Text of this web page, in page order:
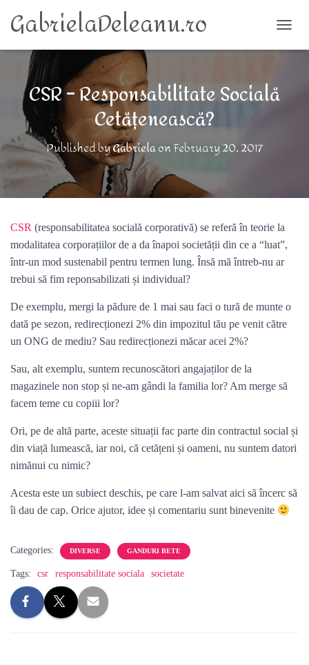
GabrielaDeleanu.ro
CSR – Responsabilitate Socială
Cetățenească?
Published byGabrielaonFebruary 20, 2017
CSR (responsabilitatea socială corporativă) se referă în teorie la
modalitatea corporațiilor de a da înapoi societății din ce a “luat”,
într-un mod sustenabil pentru termen lung. Însă mă întreb-nu ar
trebui să fim reponsabilizati și individual?
De exemplu, mergi la pădure de 1 mai sau faci o tură de munte o
dată pe sezon, redirecționezi 2% din impozitul tău pe venit către
un ONG de mediu? Sau redirecționezi măcar acei 2%?
Sau, alt exemplu, suntem recunoscători angajaților de la
magazinele non stop și ne-am gândi la familia lor? Am merge să
facem teme cu copiii lor?
Ori, pe de altă parte, aceste situații fac parte din contractul social și
din viață lumească, iar noi, că cetățeni și oameni, nu suntem datori
nimănui cu nimic?
Acesta este un subiect deschis, pe care l-am salvat aici să încerc să
îi dau de cap. Orice ajutor, idee și comentariu sunt binevenite
Categories: DIVERSE GANDURI BETE
Tags: csr responsabilitate sociala societate